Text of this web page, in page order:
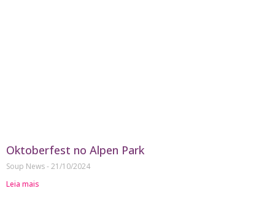
Oktoberfest no Alpen Park
Soup News 21/10/2024
Leia mais